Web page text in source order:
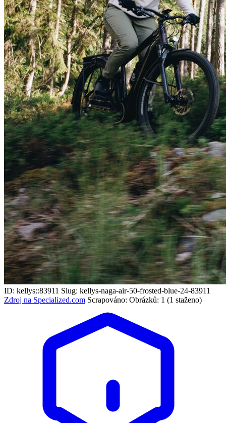
ID: kellys::83911 Slug: kellys-naga-air-50-frosted-blue-24-83911
Zdroj na Specialized.com Scrapováno: Obrázků: 1 (1 staženo)